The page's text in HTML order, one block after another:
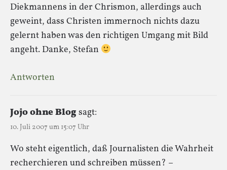
Diekmannens in der Chrismon, allerdings auch
geweint, dass Christen immernoch nichts dazu
gelernt haben was den richtigen Umgang mit Bild
angeht. Danke, Stefan
Antworten
Jojo ohne Blogsagt:
10. Juli 2007 um 15:07 Uhr
Wo steht eigentlich, daß Journalisten die Wahrheit
recherchieren und schreiben müssen? –